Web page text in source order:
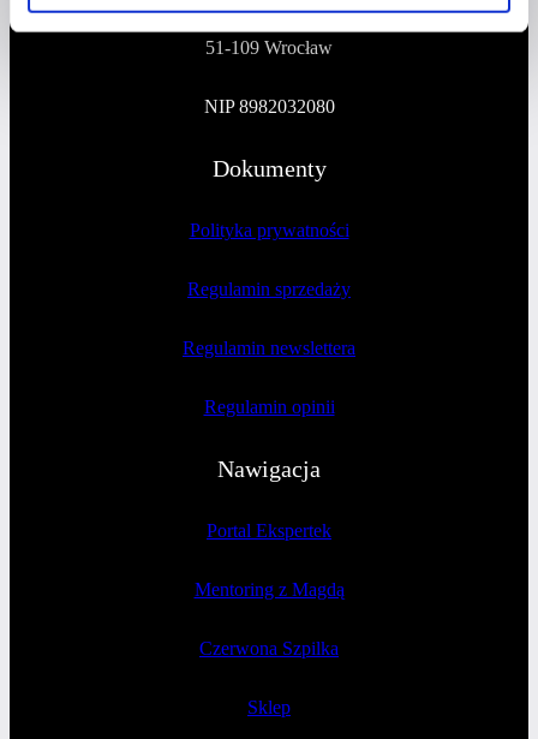
51-109 Wrocław
NIP 8982032080
Dokumenty
Polityka prywatności
Regulamin sprzedaży
Regulamin newslettera
Regulamin opinii
Nawigacja
Portal Ekspertek
Mentoring z Magdą
Czerwona Szpilka
Sklep